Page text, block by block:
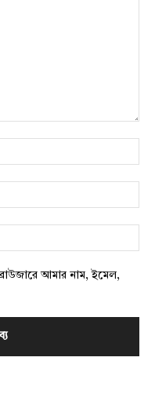
আমার নাম, ইমেল,